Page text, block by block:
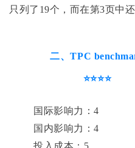
只列了19个，而在第3页中还
二、TPC
⭐⭐⭐⭐
国际影响力：4
国内影响力：4